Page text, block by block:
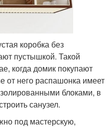
коробка без
пустышкой. Такой
когда домик покупают
от него распашонка имеет
блоками, в
санузел.
под мастерскую,